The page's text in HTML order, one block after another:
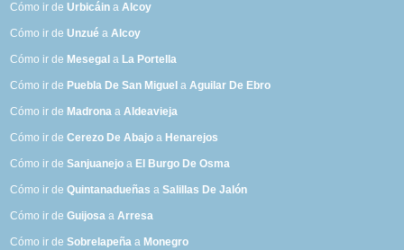
Cómo ir deUrbicáin aAlcoy
Cómo ir deUnzué aAlcoy
Cómo ir de Mesegal a La Portella
Cómo ir de Puebla De San Miguel aAguilar De Ebro
Cómo ir de Madrona aAldeavieja
Cómo ir deCerezo De Abajo a Henarejos
Cómo ir deSanjuanejo a El Burgo De Osma
Cómo ir deQuintanadueñas aSalillas De Jalón
Cómo ir deGuijosa aArresa
Cómo ir deSobrelapeña a Monegro